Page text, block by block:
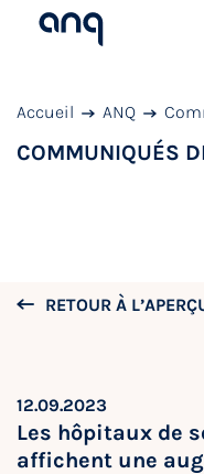
Accueil ANQ
COMMUNIQUÉS
RETOUR À
12.09.2023
Les hôpitaux de
affichent une